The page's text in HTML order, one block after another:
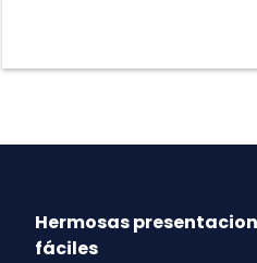
Hermosas
fáciles